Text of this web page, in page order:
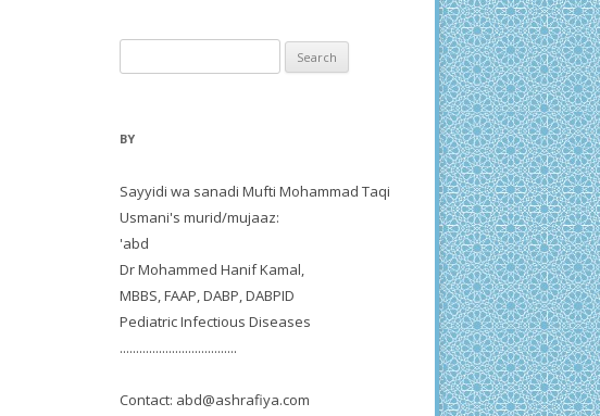
for:
BY
Sayyidi wa sanadi Mufti Mohammad Taqi
Usmani's murid/mujaaz:
'abd
Dr Mohammed Hanif Kamal,
MBBS, FAAP, DABP, DABPID
Pediatric Infectious Diseases
....................................
Contact: abd@ashrafiya.com